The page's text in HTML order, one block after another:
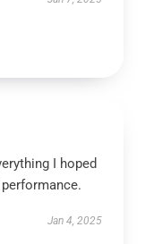
I hoped
Jan 4, 2025